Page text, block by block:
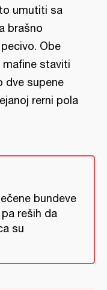
umutiti sa
brašno
Obe
mafine staviti
dve supene
rerni pola
bundeve
reših da
su